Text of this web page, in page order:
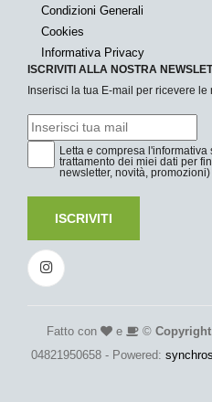
Condizioni Generali
Cookies
Informativa Privacy
ISCRIVITI ALLA NOSTRA
Inserisci la tua E-mail per ricevere le
Letta e compresa l'informativa
trattamento dei miei dati per
newsletter, novità,
ISCRIVITI
Fatto con e © Copyright
04821950658 - Powered: